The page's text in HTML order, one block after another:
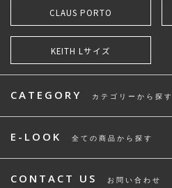
CLAUS PORTO
KEITH Lサイズ
CATEGORY カテゴリーから探す
E-LOOK 全ての商品から探す
CONTACT US お問い合わせ